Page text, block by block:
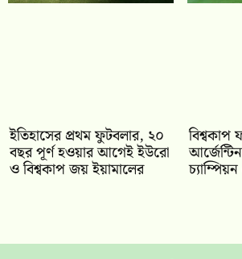
ইতিহাসের প্রথম ফুটবলার, ২০
বছর পূর্ণ হওয়ার আগেই ইউরো
ও বিশ্বকাপ জয় ইয়ামালের
বিশ্বকাপ